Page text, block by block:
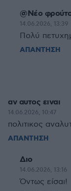
@Νέο
14.06.2026, 13:39
Πολύ
ΑΠΑΝΤΗΣΗ
αν αυτος ειναι
14.06.2026, 10:47
πολιτικος
ΑΠΑΝΤΗΣΗ
Διο
14.06.2026, 13:16
Όντως είσαι!